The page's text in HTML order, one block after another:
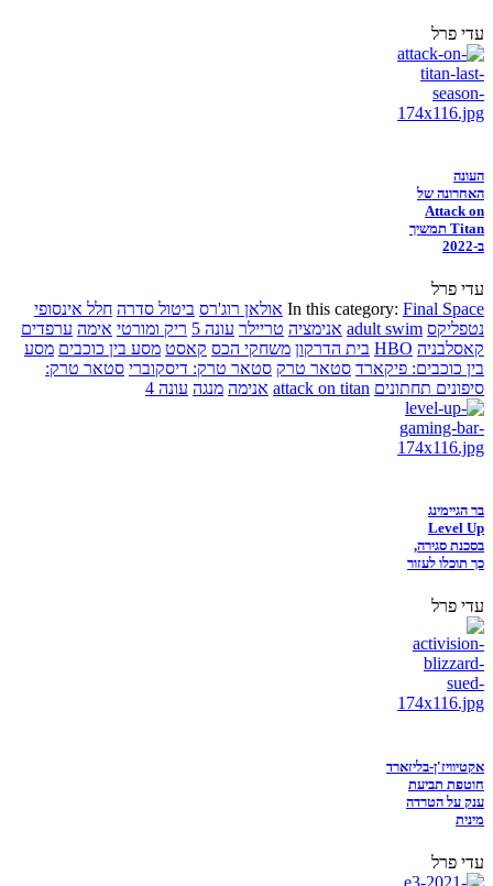
עדי פרל
העונה
האחרונה של
Attack on
Titan תמשיך
ב-2022
עדי פרל
In this category: Final Space אולאן רוג'רס ביטול סדרה חלל אינסופי
נטפליקס adult swim אנימציה טריילר עונה 5 ריק ומורטי אימה ערפדים
קאסלבניה HBO בית הדרקון משחקי הכס קאסט מסע בין כוכבים מסע
בין כוכבים: פיקארד סטאר טרק סטאר טרק: דיסקוברי סטאר טרק:
סיפונים תחתונים attack on titan אנימה מנגה עונה 4
בר הגיימינג
Level Up
בסכנת סגירה,
כך תוכלו לעזור
עדי פרל
אקטיוויז'ן-בליזארד
חוטפת תביעת
ענק על הטרדה
מינית
עדי פרל